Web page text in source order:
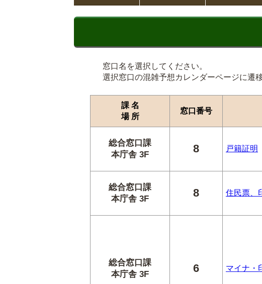
窓口名を選択してください。
選択窓口の混雑予想カレンダーページに遷移
課 名
場 所
窓口番号
総合窓口課
本庁舎 3F
8 戸籍証明
総合窓口課
本庁舎 3F
8 住民票、
総合窓口課
本庁舎 3F
6 マイナ・